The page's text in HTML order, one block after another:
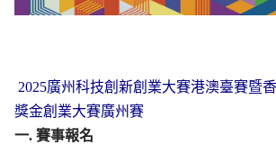
2025廣州科技創新創業大賽港澳臺賽暨
獎金創業大賽廣州賽
一. 賽事報名